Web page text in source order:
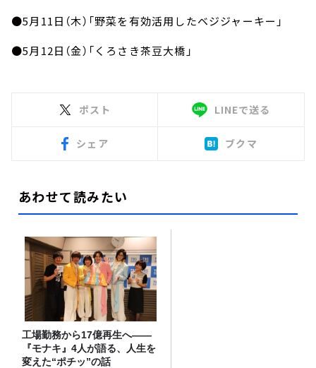
●5月11日（木）「野菜を有効活用したベジジャーキー」
●5月12日（金）「くろさき茶豆大橋」
ポスト LINEで送る
シェア ブクマ
あわせて読みたい
工場勤務から17億再生へ——
『モナキ』4人が語る、人生を
変えた“ポチッ”の話